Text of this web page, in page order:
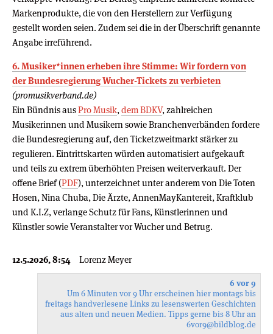
Markenprodukte, die von den Herstellern zur Verfügung
gestellt worden seien. Zudem sei die in der Überschrift genannte
Angabe irreführend.
6. Musiker*innen erheben ihre Stimme: Wir fordern von
der Bundesregierung Wucher-Tickets zu verbieten
(promusikverband.de)
Ein Bündnis ausPro Musik,dem BDKV, zahlreichen
Musikerinnen und Musikern sowie Branchenverbänden fordere
die Bundesregierung auf, den Ticketzweitmarkt stärker zu
regulieren. Eintrittskarten würden automatisiert aufgekauft
und teils zu extrem überhöhten Preisen weiterverkauft. Der
offene Brief (PDF), unterzeichnet unter anderem von Die Toten
Hosen, Nina Chuba, Die Ärzte, AnnenMayKantereit, Kraftklub
und K.I.Z, verlange Schutz für Fans, Künstlerinnen und
Künstler sowie Veranstalter vor Wucher und Betrug.
12.5.2026, 8:54 Lorenz Meyer
6 vor 9
Um 6 Minuten vor 9 Uhr erscheinen hier montags bis
freitags handverlesene Links zu lesenswerten Geschichten
aus alten und neuen Medien. Tipps gerne bis 8 Uhr an
6vor9@bildblog.de